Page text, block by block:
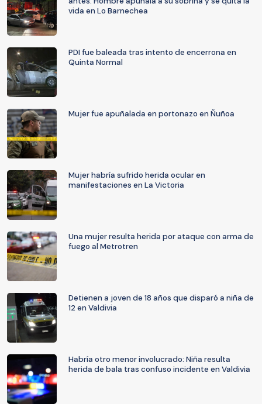
vida en Lo Barnechea
PDI fue baleada tras intento de encerrona en
Quinta Normal
Mujer fue apuñalada en portonazo en Ñuñoa
Mujer habría sufrido herida ocular en
manifestaciones en La Victoria
Una mujer resulta herida por ataque con arma de
fuego al Metrotren
Detienen a joven de 18 años que disparó a niña de
12 en Valdivia
Habría otro menor involucrado: Niña resulta
herida de bala tras confuso incidente en Valdivia